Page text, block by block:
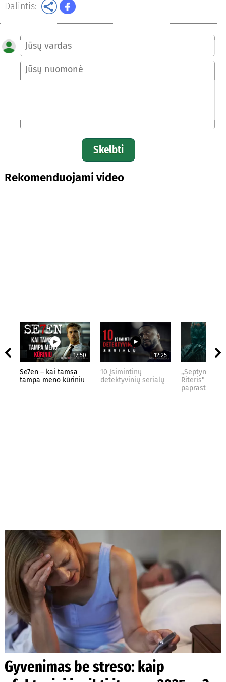
Dalintis:
Skelbti
Rekomenduojami video
17:50
Se7en – kai tamsa
tampa meno kūriniu
12:25
10 įsimintinų
detektyvinių serialų
„Septynių
Riteris" – kai
paprastumas
Gyvenimas be streso: kaip